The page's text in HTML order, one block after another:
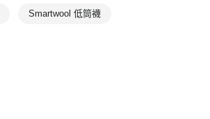
Smartwool 低筒襪